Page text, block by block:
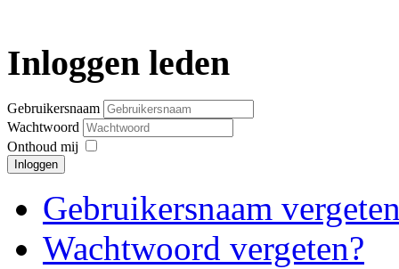
Inloggen leden
Gebruikersnaam
Wachtwoord
Onthoud mij
Inloggen
Gebruikersnaam
Wachtwoord vergeten?